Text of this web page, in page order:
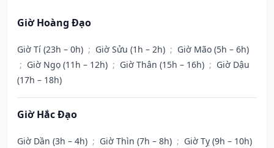
Giờ Hoàng Đạo
Giờ Tí (23h – 0h) ; Giờ Sửu (1h – 2h) ; Giờ Mão (5h – 6h)
; Giờ Ngọ (11h – 12h) ; Giờ Thân (15h – 16h) ; Giờ Dậu
(17h – 18h)
Giờ Hắc Đạo
Giờ Dần (3h – 4h) ; Giờ Thìn (7h – 8h) ; Giờ Tỵ (9h – 10h)